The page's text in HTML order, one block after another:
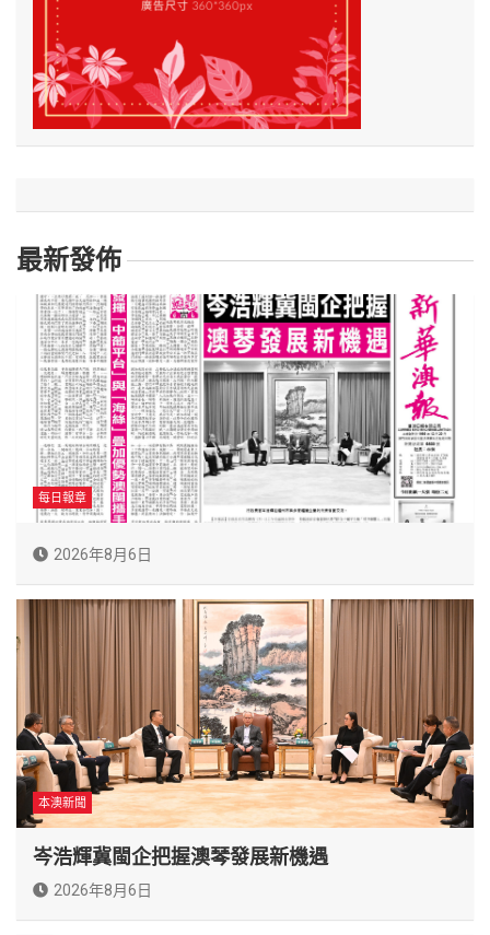
最新發佈
每日報章
2026年8月6日
本澳新聞
岑浩輝冀閩企把握澳琴發展新機遇
2026年8月6日